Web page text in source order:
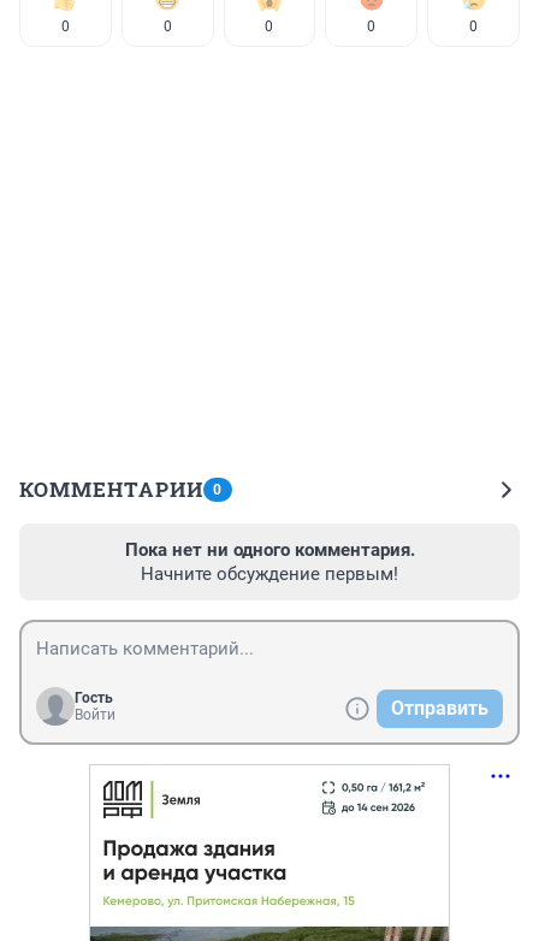
0 0 0 0 0
КОММЕНТАРИИ 0
Пока нет ни одного комментария.
Начните обсуждение первым!
Гость
Войти
Отправить